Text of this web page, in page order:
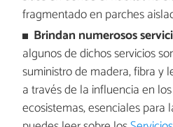
fragmentado en parches
Brindan numerosos
algunos de dichos servicios
suministro de madera, fibra y
a través de la influencia en
ecosistemas, esenciales para